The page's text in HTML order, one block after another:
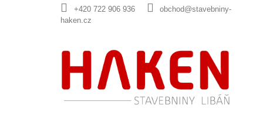
+420 722 906 936
obchod@stavebniny-
haken.cz